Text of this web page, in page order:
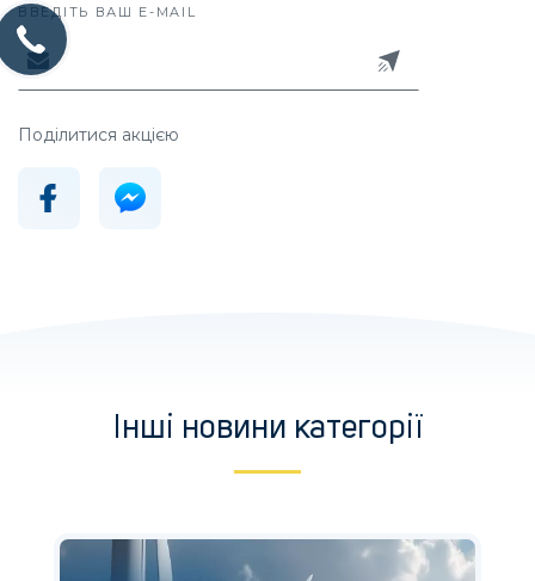
ВВЕДІТЬ ВАШ E-MAIL
Поділитися акцією
Інші новини категорії